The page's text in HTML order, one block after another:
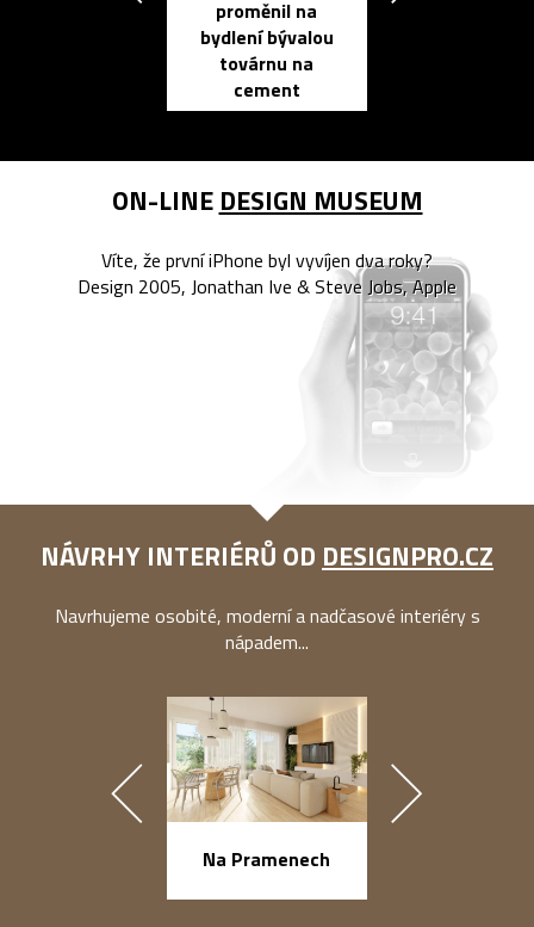
proměnil na
bydlení bývalou
továrnu na
cement
ON-LINE DESIGN MUSEUM
Víte, že první iPhone byl vyvíjen dva roky?
Design 2005, Jonathan Ive & Steve Jobs, Apple
NÁVRHY INTERIÉRŮ OD DESIGNPRO.CZ
Navrhujeme osobité, moderní a nadčasové interiéry s
nápadem...
Na Pramenech